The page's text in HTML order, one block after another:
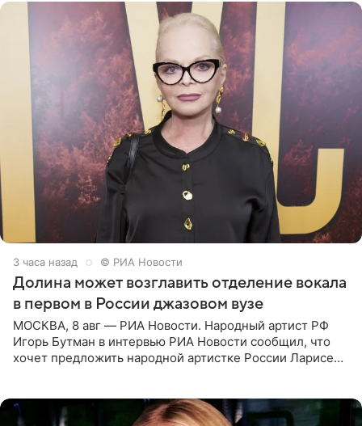
3 часа назад © РИА Новости
Долина может возглавить отделение вокала
в первом в России джазовом вузе
МОСКВА, 8 авг — РИА Новости. Народный артист РФ
Игорь Бутман в интервью РИА Новости сообщил, что
хочет предложить народной артистке России Ларисе